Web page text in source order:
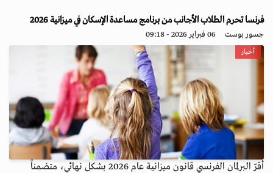
فرنسا تحرم الطلاب الأجانب من برنامج مساعدة الإسكان في ميزانية 2026
جسور بوست 06 فبراير 2026 - 09:18
أخبار
أقرّ البرلمان الفرنسي قانون ميزانية عام 2026 بشكل نهائي، متضمناً